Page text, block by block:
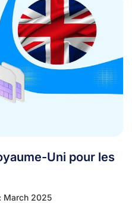
Uni pour les
March 2025